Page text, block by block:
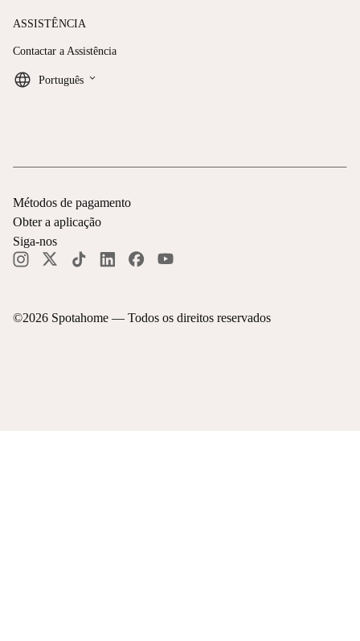
ASSISTÊNCIA
Contactar a Assistência
Português keyboard_arrow_down
©2026 Spotahome — Todos os direitos reservados
Métodos de pagamento
Obter a aplicação
Siga-nos